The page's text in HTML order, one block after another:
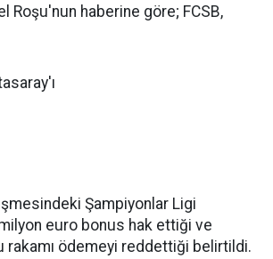
Roşu'nun haberine göre; FCSB,
Şampiyonlar Ligi
euro bonus hak ettiği ve
rakamı ödemeyi reddettiği belirtildi.